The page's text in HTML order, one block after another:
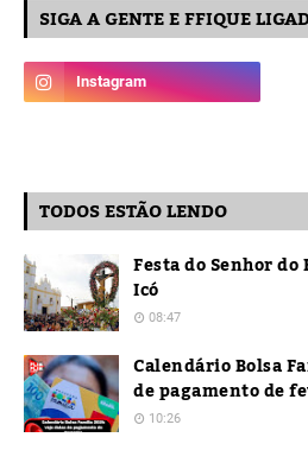
SIGA A GENTE E FFIQUE
TODOS ESTÃO LENDO
Festa do Senhor
Icó
08:47
Calendário Bolsa
de pagamento de
10:26